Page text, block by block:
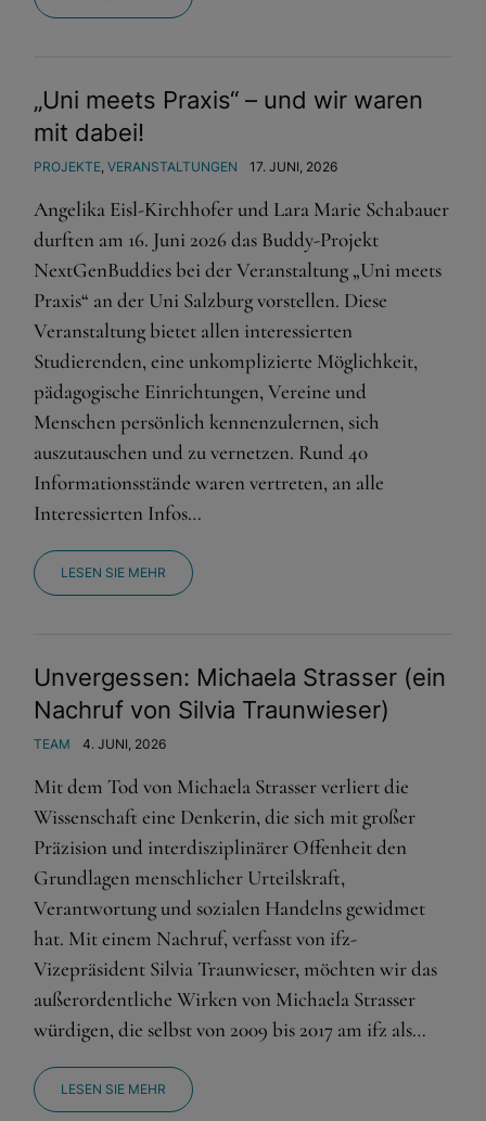
„Uni meets Praxis“ – und wir waren
mit dabei!
PROJEKTE, VERANSTALTUNGEN 17. JUNI, 2026
Angelika Eisl-Kirchhofer und Lara Marie Schabauer
durften am 16. Juni 2026 das Buddy-Projekt
NextGenBuddies bei der Veranstaltung „Uni meets
Praxis“ an der Uni Salzburg vorstellen. Diese
Veranstaltung bietet allen interessierten
Studierenden, eine unkomplizierte Möglichkeit,
pädagogische Einrichtungen, Vereine und
Menschen persönlich kennenzulernen, sich
auszutauschen und zu vernetzen. Rund 40
Informationsstände waren vertreten, an alle
Interessierten Infos…
LESEN SIE MEHR
Unvergessen: Michaela Strasser (ein
Nachruf von Silvia Traunwieser)
TEAM 4. JUNI, 2026
Mit dem Tod von Michaela Strasser verliert die
Wissenschaft eine Denkerin, die sich mit großer
Präzision und interdisziplinärer Offenheit den
Grundlagen menschlicher Urteilskraft,
Verantwortung und sozialen Handelns gewidmet
hat. Mit einem Nachruf, verfasst von ifz-
Vizepräsident Silvia Traunwieser, möchten wir das
außerordentliche Wirken von Michaela Strasser
würdigen, die selbst von 2009 bis 2017 am ifz als…
LESEN SIE MEHR
und sind für die einwandfreie Funktion der Website
Spracheinstellungen
Externe Medien
Wenn Cookies von externen Medien akzeptiert werden,
bedarf der Zugriff auf externe Inhalte keiner manuellen
Zustimmung mehr.
Google Maps